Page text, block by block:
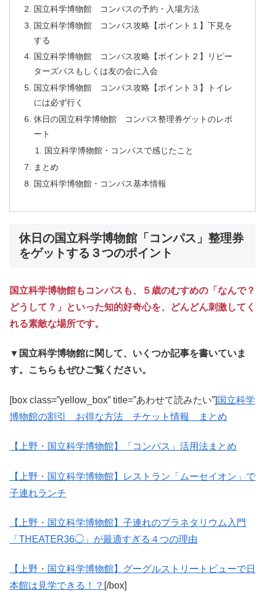
国立科学博物館 コンパスの予約・入場方法
国立科学博物館 コンパス攻略【ポイント１】下見を
する
国立科学博物館 コンパス攻略【ポイント２】リピー
ターズパスもしくは友の会に入会
国立科学博物館 コンパス攻略【ポイント３】トイレ
には必ず行く
休日の国立科学博物館 コンパス整理券ゲットのレポ
ート
国立科学博物館・コンパスで感じたこと
まとめ
国立科学博物館・コンパス基本情報
休日の国立科学博物館「コンパス」整理券
をゲットする３つのポイント
国立科学博物館もコンパスも、５歳のむすめの「なんで？
どうして？」といった知的好奇心を、どんどん刺激してく
れる素敵な場所です。
▼国立科学博物館に関して、いくつか記事を書いていま
す。こちらもぜひご覧ください。
[box class=”yellow_box” title=”あわせて読みたい”] 国立科学
博物館の割引 お得な方法 チケット情報 まとめ
【上野・国立科学博物館】「コンパス」活用法まとめ
【上野・国立科学博物館】レストラン「ムーセイオン」で
子連れランチ
【上野・国立科学博物館】子連れのプラネタリウム入門
「THEATER36◯」が最適すぎる４つの理由
【上野・国立科学博物館】グーグルストリートビューで日
本館は見学できる！？ [/box]